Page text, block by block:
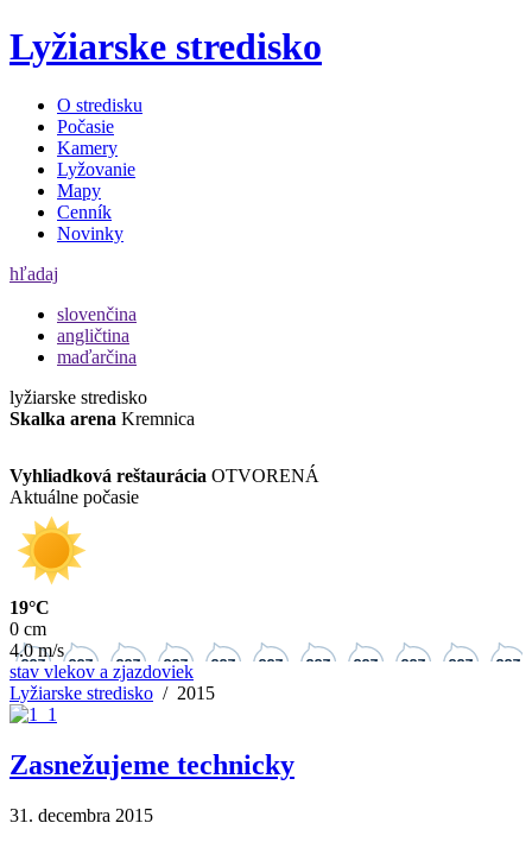
Lyžiarske stredisko
O stredisku
Počasie
Kamery
Lyžovanie
Mapy
Cenník
Novinky
hľadaj
slovenčina
angličtina
maďarčina
lyžiarske stredisko
Skalka arena Kremnica
Vyhliadková reštaurácia OTVORENÁ
Aktuálne počasie
19°C
0 cm
4.0 m/s
stav vlekov a zjazdoviek
Lyžiarske stredisko / 2015
Zasnežujeme technicky
31. decembra 2015